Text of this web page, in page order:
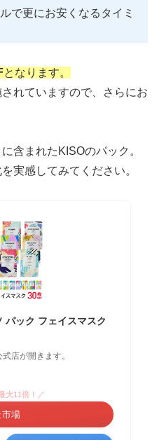
で更にお安くなるタイミ
となります。
れていますので、さらにお
含まれたKISOのパック。
実感してみてください。
パック フェイスマスク
店が開きます。
大11倍！／
場